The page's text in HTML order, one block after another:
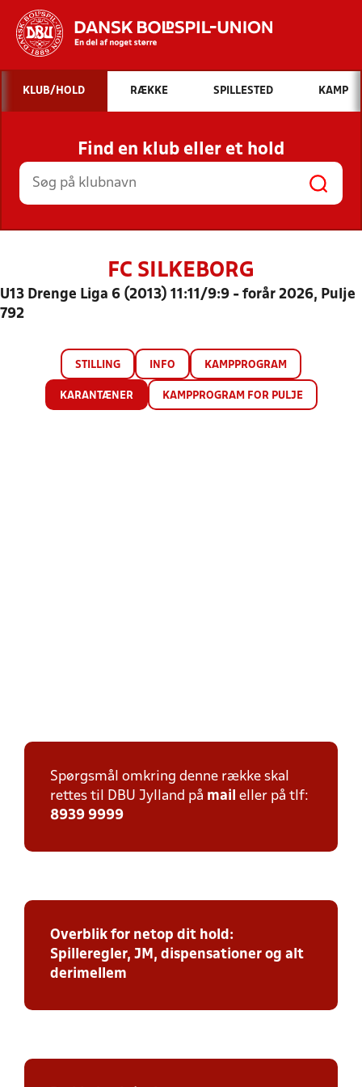
Hvad vil du søge efter?
INDHOLD OG NYHEDER
STILLINGER, RESULTATER, KLUBBER OG
HOLD
KLUB/HOLD RÆKKE SPILLESTED KAMP
Find en klub eller et hold
FC SILKEBORG
U13 Drenge Liga 6 (2013) 11:11/9:9 - forår 2026, Pulje
792
STILLING INFO KAMPPROGRAM
KARANTÆNER KAMPPROGRAM FOR PULJE
Spørgsmål omkring denne række skal
rettes til DBU Jylland på mail eller på tlf:
8939 9999
Overblik for netop dit hold:
Spilleregler, JM, dispensationer og alt
derimellem